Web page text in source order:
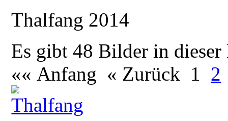
Thalfang 2014
Es gibt 48 Bilder in dieser
«« Anfang « Zurück 1 2